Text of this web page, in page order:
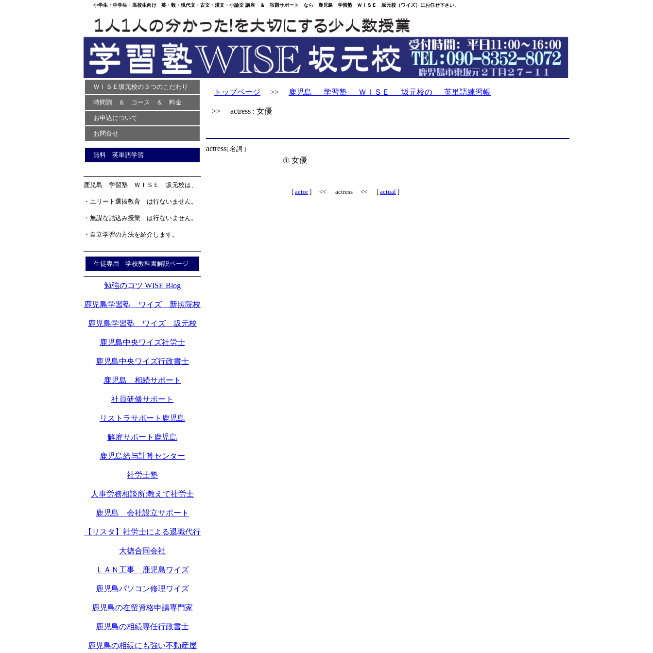
小学生・中学生・高校生向け 英・数・現代文・古文・漢文・小論文 講座 ＆ 宿題サポート なら 鹿児島 学習塾 ＷＩＳＥ 坂元校（ワイズ）にお任せ下さい。
ＷＩＳＥ坂元校の３つのこだわり
時間割 ＆ コース ＆ 料金
お申込について
お問合せ
無料 英単語学習
鹿児島 学習塾 ＷＩＳＥ 坂元校は、
・エリート選抜教育 は行ないません。
・無謀な詰込み授業 は行ないません。
・自立学習の方法を紹介します。
生徒専用 学校教科書解説ページ
勉強のコツ WISE Blog
鹿児島学習塾 ワイズ 新照院校
鹿児島学習塾 ワイズ 坂元校
鹿児島中央ワイズ社労士
鹿児島中央ワイズ行政書士
鹿児島 相続サポート
社員研修サポート
リストラサポート鹿児島
解雇サポート鹿児島
鹿児島給与計算センター
社労士塾
人事労務相談所:教えて社労士
鹿児島 会社設立サポート
【リスタ】社労士による退職代行
大徳合同会社
ＬＡＮ工事 鹿児島ワイズ
鹿児島パソコン修理ワイズ
鹿児島の在留資格申請専門家
鹿児島の相続専任行政書士
鹿児島の相続にも強い不動産屋
トップページ >> 鹿児島 学習塾 ＷＩＳＥ 坂元校の 英単語練習帳
>> actress : 女優
actress[ 名詞 ]
① 女優
[ actor] << actress << [ actual ]